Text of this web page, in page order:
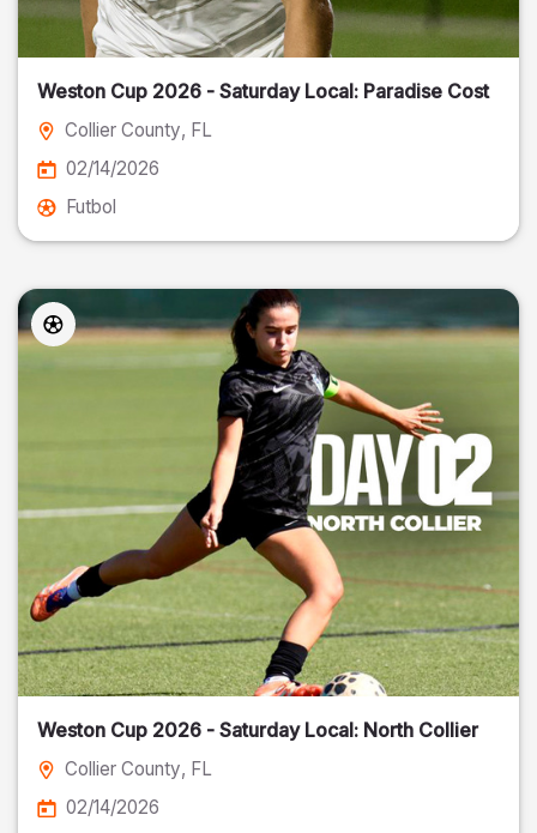
Weston Cup 2026 - Saturday Local: Paradise Cost
Collier County, FL
02/14/2026
Futbol
Weston Cup 2026 - Saturday Local: North Collier
Collier County, FL
02/14/2026